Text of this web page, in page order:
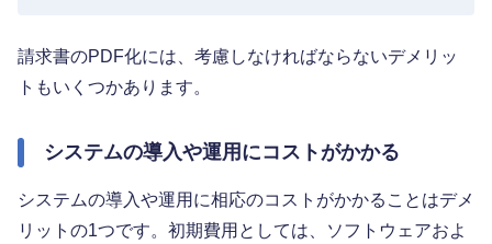
請求書のPDF化には、考慮しなければならないデメリッ
トもいくつかあります。
システムの導入や運用にコストがかかる
システムの導入や運用に相応のコストがかかることはデメ
リットの1つです。初期費用としては、ソフトウェアおよ